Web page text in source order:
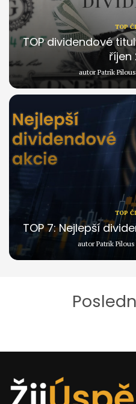
TOP
TOP dividendové
říjen
autorPatrik Pilous
TOP
TOP 7: Nejlepší
autorPatrik Pilous